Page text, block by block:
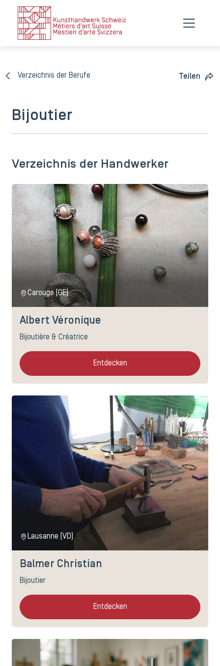
Verzeichnis der Berufe Teilen
Bijoutier
Verzeichnis der Handwerker
Carouge (GE)
Albert Véronique
Bijoutière & Créatrice
Entdecken
Lausanne (VD)
Balmer Christian
Bijoutier
Entdecken